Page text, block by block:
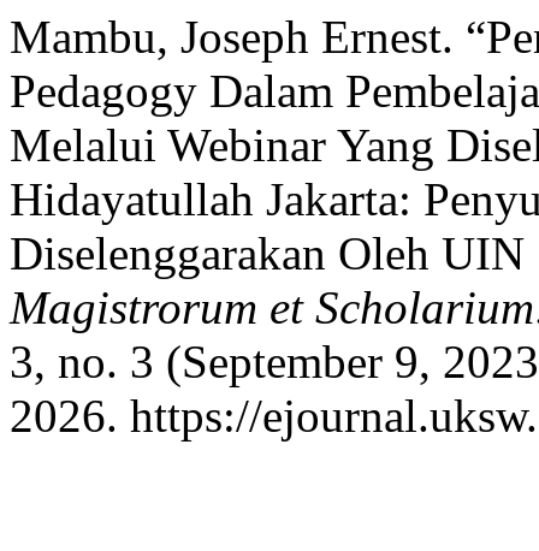
Mambu, Joseph Ernest.
Pedagogy Dalam
Melalui Webinar Yang
Hidayatullah Jakarta:
Diselenggarakan Oleh
Magistrorum et
3, no. 3 (September 9,
2026. https://